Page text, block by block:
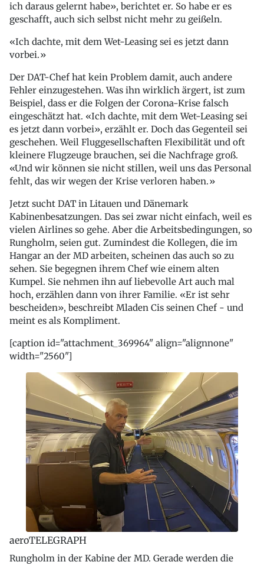
ich daraus gelernt habe», berichtet er. So habe er es
geschafft, auch sich selbst nicht mehr zu geißeln.
Ich dachte, mit dem Wet-Leasing sei es jetzt dann
vorbei.
Der DAT-Chef hat kein Problem damit, auch andere
Fehler einzugestehen. Was ihn wirklich ärgert, ist zum
Beispiel, dass er die Folgen der Corona-Krise falsch
eingeschätzt hat. «Ich dachte, mit dem Wet-Leasing sei
es jetzt dann vorbei», erzählt er. Doch das Gegenteil sei
geschehen. Weil Fluggesellschaften Flexibilität und oft
kleinere Flugzeuge brauchen, sei die Nachfrage groß.
«Und wir können sie nicht stillen, weil uns das Personal
fehlt, das wir wegen der Krise verloren haben.»
Jetzt sucht DAT in Litauen und Dänemark
Kabinenbesatzungen. Das sei zwar nicht einfach, weil es
vielen Airlines so gehe. Aber die Arbeitsbedingungen, so
Rungholm, seien gut. Zumindest die Kollegen, die im
Hangar an der MD arbeiten, scheinen das auch so zu
sehen. Sie begegnen ihrem Chef wie einem alten
Kumpel. Sie nehmen ihn auf liebevolle Art auch mal
hoch, erzählen dann von ihrer Familie. «Er ist sehr
bescheiden», beschreibt Mladen Cis seinen Chef - und
meint es als Kompliment.
[caption id="attachment_369964" align="alignnone"
width="2560"]
aeroTELEGRAPH
Rungholm in der Kabine der MD. Gerade werden die